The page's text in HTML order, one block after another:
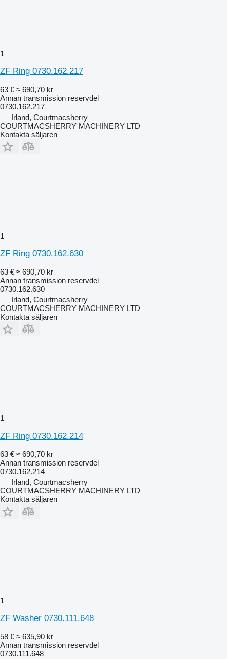
1
ZF Ring 0730.162.217
63 € ≈ 690,70 kr
Annan transmission reservdel
0730.162.217
Irland, Courtmacsherry
COURTMACSHERRY MACHINERY LTD
Kontakta säljaren
1
ZF Ring 0730.162.630
63 € ≈ 690,70 kr
Annan transmission reservdel
0730.162.630
Irland, Courtmacsherry
COURTMACSHERRY MACHINERY LTD
Kontakta säljaren
1
ZF Ring 0730.162.214
63 € ≈ 690,70 kr
Annan transmission reservdel
0730.162.214
Irland, Courtmacsherry
COURTMACSHERRY MACHINERY LTD
Kontakta säljaren
1
ZF Washer 0730.111.648
58 € ≈ 635,90 kr
Annan transmission reservdel
0730.111.648